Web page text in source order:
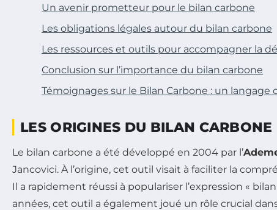
Un avenir prometteur pour le bilan carbone
Les obligations légales autour du bilan carbone
Les ressources et outils pour accompagner la
Conclusion sur l’importance du bilan carbone
Témoignages sur le Bilan Carbone : un
LES ORIGINES DU BILAN CARBONE
Le bilan carbone a été développé en 2004 par l’
Jancovici. À l’origine, cet outil visait à faciliter la
Il a rapidement réussi à populariser l’expression «
années, cet outil a également joué un rôle crucial